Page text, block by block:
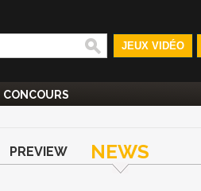
JEUX VIDÉO
CONCOURS
PREVIEW NEWS